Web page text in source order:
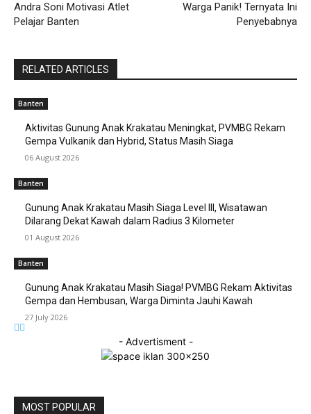
Andra Soni Motivasi Atlet
Pelajar Banten
Warga Panik! Ternyata Ini
Penyebabnya
RELATED ARTICLES
Banten
Aktivitas Gunung Anak Krakatau Meningkat, PVMBG Rekam
Gempa Vulkanik dan Hybrid, Status Masih Siaga
06 August 2026
Banten
Gunung Anak Krakatau Masih Siaga Level III, Wisatawan
Dilarang Dekat Kawah dalam Radius 3 Kilometer
01 August 2026
Banten
Gunung Anak Krakatau Masih Siaga! PVMBG Rekam Aktivitas
Gempa dan Hembusan, Warga Diminta Jauhi Kawah
27 July 2026
- Advertisment -
MOST POPULAR